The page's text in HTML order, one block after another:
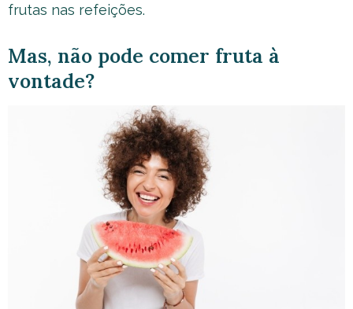
frutas nas refeições.
Mas, não pode comer fruta à
vontade?